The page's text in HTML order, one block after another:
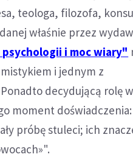
teologa, filozofa,
właśnie przez
psychologii i moc wiary"
i jednym z
decydującą rolę
moment
próbę stuleci; ich